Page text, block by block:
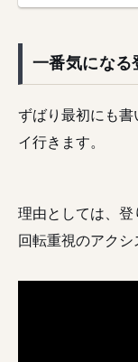
一番気になる
ずばり最初にも
イ行きます。
理由としては、
回転重視のアクシ